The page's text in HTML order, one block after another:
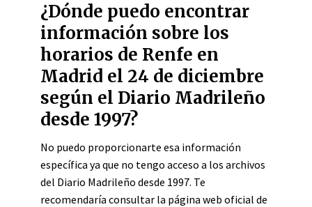
¿Dónde puedo encontrar
información sobre los
horarios de Renfe en
Madrid el 24 de diciembre
según el Diario Madrileño
desde 1997?
No puedo proporcionarte esa información
específica ya que no tengo acceso a los archivos
del Diario Madrileño desde 1997. Te
recomendaría consultar la página web oficial de